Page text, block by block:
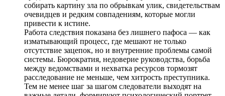
собирать картину зла по обрывкам улик, свидетельствам
очевидцев и редким совпадениям, которые могли
привести к истине.
Работа следствия показана без лишнего пафоса — как
изматывающий процесс, где мешают не только
отсутствие зацепок, но и внутренние проблемы самой
системы. Бюрократия, недоверие руководства, борьба
между ведомствами и нехватка ресурсов тормозят
расследование не меньше, чем хитрость преступника.
Тем не менее шаг за шагом следователи выходят на